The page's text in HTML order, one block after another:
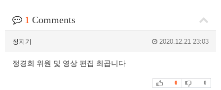
1 Comments
청지기 2020.12.21 23:03
정경희 위원 및 영상 편집 최곱니다
0 0